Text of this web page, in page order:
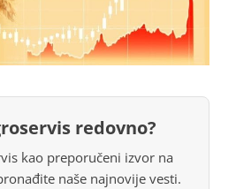
redovno?
kao preporučeni izvor na
naše najnovije vesti.